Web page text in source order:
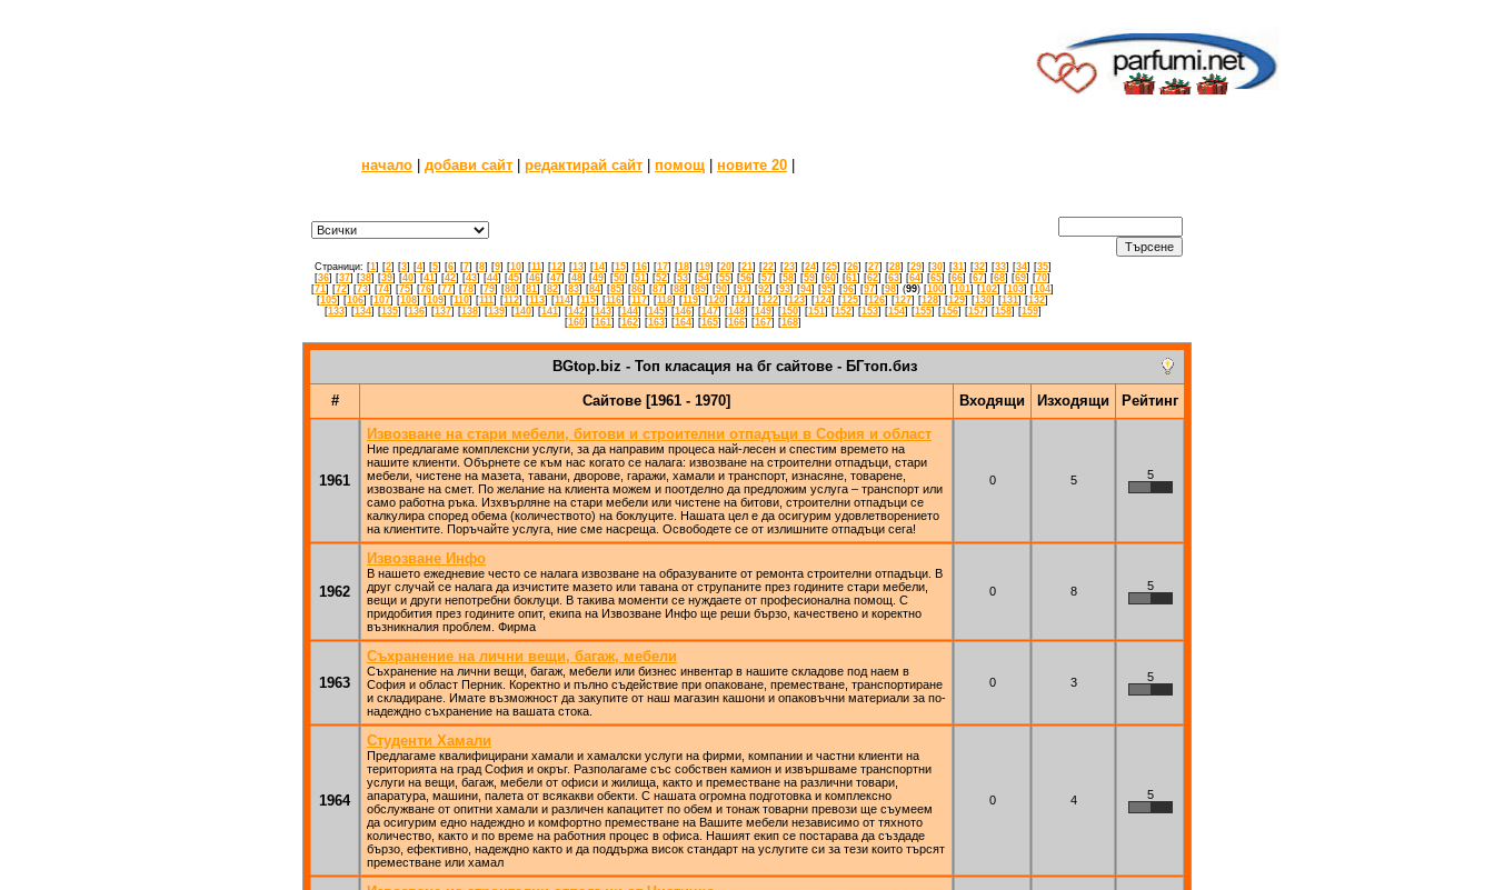
начало добави сайт редактирай сайт помощ новите 20
Страници: [1] [2] [3] [4] [5] [6] [7] [8] [9] [10] [11] [12] [13] [14] [15] [16] [17] [18] [19] [20] [21] [22] [23] [24] [25] [26] [27] [28] [29] [30] [31] [32] [33] [34] [35]
[36] [37] [38] [39] [40] [41] [42] [43] [44] [45] [46] [47] [48] [49] [50] [51] [52] [53] [54] [55] [56] [57] [58] [59] [60] [61] [62] [63] [64] [65] [66] [67] [68] [69] [70]
[71] [72] [73] [74] [75] [76] [77] [78] [79] [80] [81] [82] [83] [84] [85] [86] [87] [88] [89] [90] [91] [92] [93] [94] [95] [96] [97] [98] (99) [100] [101] [102] [103] [104]
[105] [106] [107] [108] [109] [110] [111] [112] [113] [114] [115] [116] [117] [118] [119] [120] [121] [122] [123] [124] [125] [126] [127] [128] [129] [130] [131] [132]
[133] [134] [135] [136] [137] [138] [139] [140] [141] [142] [143] [144] [145] [146] [147] [148] [149] [150] [151] [152] [153] [154] [155] [156] [157] [158] [159]
[160] [161] [162] [163] [164] [165] [166] [167] [168]
BGtop.biz - Топ класация на бг сайтове - БГтоп.биз
# Сайтове [1961 - 1970] Входящи Изходящи Рейтинг
1961
Извозване на стари мебели, битови и строителни отпадъци в София и област
Ние предлагаме комплексни услуги, за да направим процеса най-лесен и спестим времето на
нашите клиенти. Обърнете се към нас когато се налага: извозване на строителни отпадъци, стари
мебели, чистене на мазета, тавани, дворове, гаражи, хамали и транспорт, изнасяне, товарене,
извозване на смет. По желание на клиента можем и поотделно да предложим услуга – транспорт или
само работна ръка. Изхвърляне на стари мебели или чистене на битови, строителни отпадъци се
калкулира според обема (количеството) на боклуците. Нашата цел е да осигурим удовлетворението
на клиентите. Поръчайте услуга, ние сме насреща. Освободете се от излишните отпадъци сега!
0 5 5
1962
Извозване Инфо
В нашето ежедневие често се налага извозване на образуваните от ремонта строителни отпадъци. В
друг случай се налага да изчистите мазето или тавана от струпаните през годините стари мебели,
вещи и други непотребни боклуци. В такива моменти се нуждаете от професионална помощ. С
придобития през годините опит, екипа на Извозване Инфо ще реши бързо, качествено и коректно
възникналия проблем. Фирма
0 8 5
1963
Съхранение на лични вещи, багаж, мебели
Съхранение на лични вещи, багаж, мебели или бизнес инвентар в нашите складове под наем в
София и област Перник. Коректно и пълно съдействие при опаковане, преместване, транспортиране
и складиране. Имате възможност да закупите от наш магазин кашони и опаковъчни материали за по-
надеждно съхранение на вашата стока.
0 3 5
1964
Студенти Хамали
Предлагаме квалифицирани хамали и хамалски услуги на фирми, компании и частни клиенти на
територията на град София и окръг. Разполагаме със собствен камион и извършваме транспортни
услуги на вещи, багаж, мебели от офиси и жилища, както и преместване на различни товари,
апаратура, машини, палета от всякакви обекти. С нашата огромна подготовка и комплексно
обслужване от опитни хамали и различен капацитет по обем и тонаж товарни превози ще съумеем
да осигурим едно надеждно и комфортно преместване на Вашите мебели независимо от тяхното
количество, както и по време на работния процес в офиса. Нашият екип се постарава да създаде
бързо, ефективно, надеждно както и да поддържа висок стандарт на услугите си за тези които търсят
преместване или хамал
0 4 5